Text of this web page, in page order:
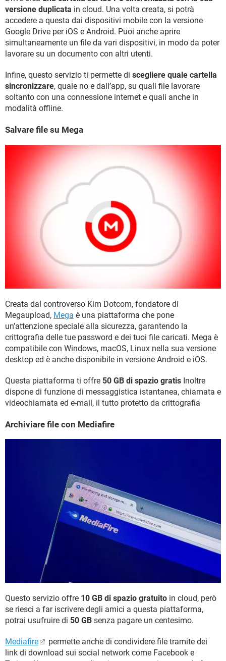
versione duplicata in cloud. Una volta creata, si potrà
accedere a questa dai dispositivi mobile con la versione
Google Drive per iOS e Android. Puoi anche aprire
simultaneamente un file da vari dispositivi, in modo da poter
lavorare su un documento con altri utenti.
Infine, questo servizio ti permette di scegliere quale cartella
sincronizzare, quale no e dall’app, su quali file lavorare
soltanto con una connessione internet e quali anche in
modalità offline.
Salvare file su Mega
Creata dal controverso Kim Dotcom, fondatore di
Megaupload, Mega è una piattaforma che pone
un’attenzione speciale alla sicurezza, garantendo la
crittografia delle tue password e dei tuoi file caricati. Mega è
compatibile con Windows, macOS, Linux nella sua versione
desktop ed è anche disponibile in versione Android e iOS.
Questa piattaforma ti offre 50 GB di spazio gratis Inoltre
dispone di funzione di messaggistica istantanea, chiamata e
videochiamata ed e-mail, il tutto protetto da crittografia
Archiviare file con Mediafire
Questo servizio offre 10 GB di spazio gratuito in cloud, però
se riesci a far iscrivere degli amici a questa piattaforma,
potrai usufruire di 50 GB senza pagare un centesimo.
Mediafire
permette anche di condividere file tramite dei
link di download sui social network come Facebook e